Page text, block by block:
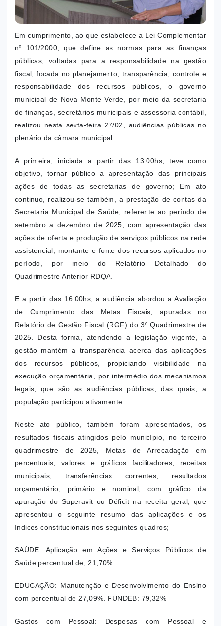
Em cumprimento, ao que estabelece a Lei Complementar
nº 101/2000, que define as normas para as finanças
públicas, voltadas para a responsabilidade na gestão
fiscal, focada no planejamento, transparência, controle e
responsabilidade dos recursos públicos, o governo
municipal de Nova Monte Verde, por meio da secretaria
de finanças, secretários municipais e assessoria contábil,
realizou nesta sexta-feira 27/02, audiências públicas no
plenário da câmara municipal.
A primeira, iniciada a partir das 13:00hs, teve como
objetivo, tornar público a apresentação das principais
ações de todas as secretarias de governo; Em ato
continuo, realizou-se também, a prestação de contas da
Secretaria Municipal de Saúde, referente ao período de
setembro a dezembro de 2025, com apresentação das
ações de oferta e produção de serviços públicos na rede
assistencial, montante e fonte dos recursos aplicados no
período, por meio do Relatório Detalhado do
Quadrimestre Anterior RDQA.
E a partir das 16:00hs, a audiência abordou a Avaliação
de Cumprimento das Metas Fiscais, apuradas no
Relatório de Gestão Fiscal (RGF) do 3º Quadrimestre de
2025. Desta forma, atendendo a legislação vigente, a
gestão mantém a transparência acerca das aplicações
dos recursos públicos, propiciando visibilidade na
execução orçamentária, por intermédio dos mecanismos
legais, que são as audiências públicas, das quais, a
população participou ativamente.
Neste ato público, também foram apresentados, os
resultados fiscais atingidos pelo município, no terceiro
quadrimestre de 2025, Metas de Arrecadação em
percentuais, valores e gráficos facilitadores, receitas
municipais, transferências correntes, resultados
orçamentário, primário e nominal, com gráfico da
apuração do Superavit ou Déficit na receita geral, que
apresentou o seguinte resumo das aplicações e os
índices constitucionais nos seguintes quadros;
SAÚDE: Aplicação em Ações e Serviços Públicos de
Saúde percentual de; 21,70%
EDUCAÇÃO: Manutenção e Desenvolvimento do Ensino
com percentual de 27,09%. FUNDEB: 79,32%
Gastos com Pessoal: Despesas com Pessoal e